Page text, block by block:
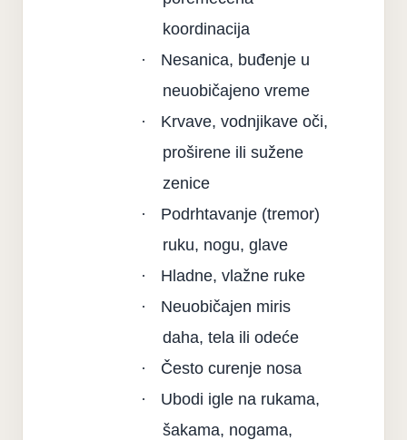
koordinacija
·
Nesanica, buđenje u
neuobičajeno vreme
·
Krvave, vodnjikave oči,
proširene ili sužene
zenice
·
Podrhtavanje (tremor)
ruku, nogu, glave
·
Hladne, vlažne ruke
·
Neuobičajen miris
daha, tela ili odeće
·
Često curenje nosa
·
Ubodi igle na rukama,
šakama, nogama,